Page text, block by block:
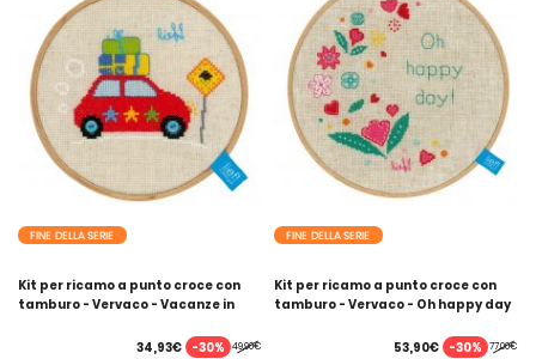
FINE DELLA SERIE
Kit per ricamo a punto croce con
tamburo - Vervaco - Vacanze in
49,90€
34,93€ -30%
FINE DELLA SERIE
Kit per ricamo a punto croce con
tamburo - Vervaco - Oh happy day
77,00€
53,90€ -30%